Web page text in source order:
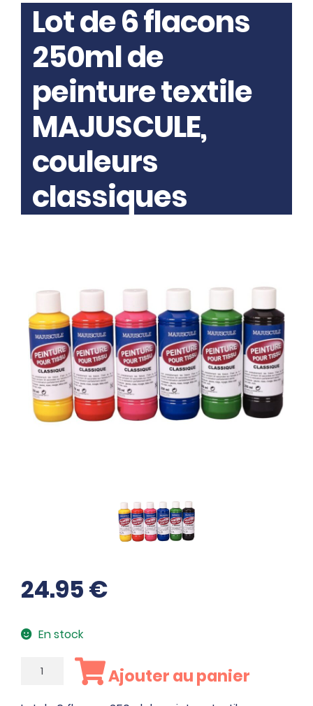
Lot de 6 flacons
250ml de
peinture textile
MAJUSCULE,
couleurs
classiques
24.95€
En stock
quantité
Ajouter au panier